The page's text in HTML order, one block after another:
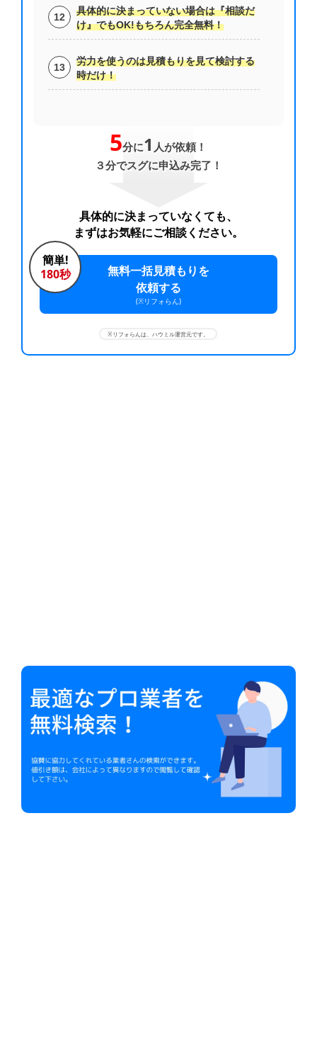
具体的に決まっていない場合は『相談だ
け』でもOK!もちろん完全無料！
労力を使うのは見積もりを見て検討する
時だけ！
5分に1 人が依頼！
３分でスグに申込み完了！
具体的に決まっていなくても、
まずはお気軽にご相談ください。
簡単!
180秒
無料一括見積もりを
依頼する
(※リフォらん)
※リフォらんは、ハウミル運営元です。